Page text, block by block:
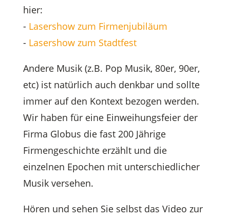
hier:
- Lasershow zum Firmenjubiläum
- Lasershow zum Stadtfest
Andere Musik (z.B. Pop Musik, 80er, 90er,
etc) ist natürlich auch denkbar und sollte
immer auf den Kontext bezogen werden.
Wir haben für eine Einweihungsfeier der
Firma Globus die fast 200 Jährige
Firmengeschichte erzählt und die
einzelnen Epochen mit unterschiedlicher
Musik versehen.
Hören und sehen Sie selbst das Video zur